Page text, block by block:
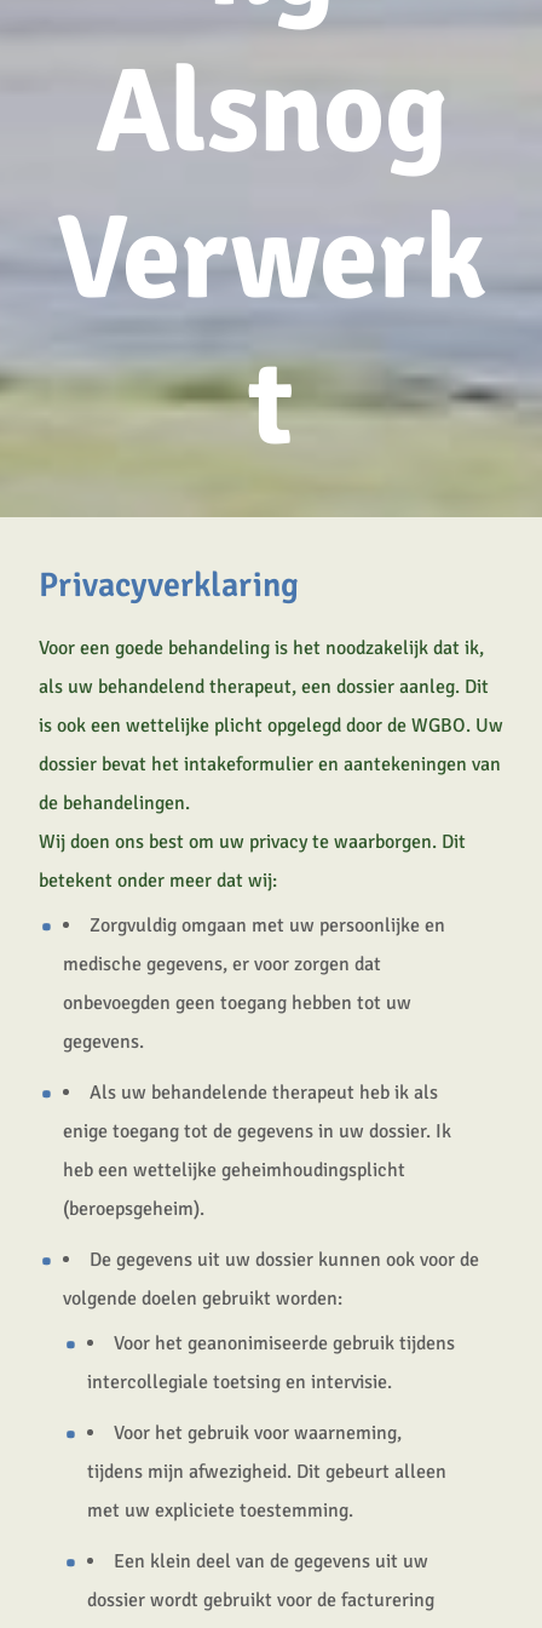
Alsnog
Verwerk
t
Privacyverklaring
Voor een goede behandeling is het noodzakelijk dat ik,
als uw behandelend therapeut, een dossier aanleg. Dit
is ook een wettelijke plicht opgelegd door de WGBO. Uw
dossier bevat het intakeformulier en aantekeningen van
de behandelingen.
Wij doen ons best om uw privacy te waarborgen. Dit
betekent onder meer dat wij:
Zorgvuldig omgaan met uw persoonlijke en
medische gegevens, er voor zorgen dat
onbevoegden geen toegang hebben tot uw
gegevens.
Als uw behandelende therapeut heb ik als
enige toegang tot de gegevens in uw dossier. Ik
heb een wettelijke geheimhoudingsplicht
(beroepsgeheim).
De gegevens uit uw dossier kunnen ook voor de
volgende doelen gebruikt worden:
Voor het geanonimiseerde gebruik tijdens
intercollegiale toetsing en intervisie.
Voor het gebruik voor waarneming,
tijdens mijn afwezigheid. Dit gebeurt alleen
met uw expliciete toestemming.
Een klein deel van de gegevens uit uw
dossier wordt gebruikt voor de facturering